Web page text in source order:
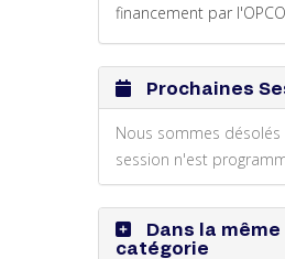
financement par l'OPCO
Prochaines
Nous sommes désolés
session n'est
Dans la même
catégorie